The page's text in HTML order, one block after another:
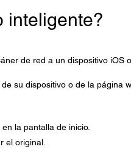
inteligente?
de red a un dispositivo iOS o
su dispositivo o de la página
la pantalla de inicio.
el original.